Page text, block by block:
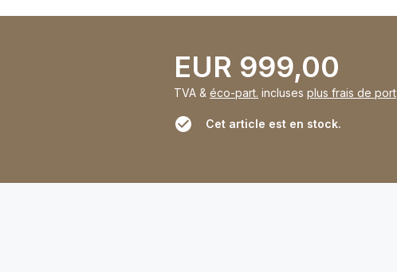
EUR 999,00
TVA &éco-part. incluses plus frais de port
Cet article est en stock.